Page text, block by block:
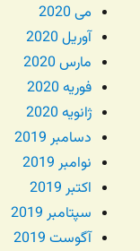
می 2020
آوریل 2020
مارس 2020
فوریه 2020
ژانویه 2020
دسامبر 2019
نوامبر 2019
اکتبر 2019
سپتامبر 2019
آگوست 2019